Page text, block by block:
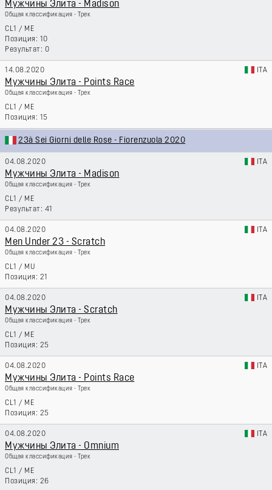
Мужчины Элита - Madison
Общая классификация - Трек
CL1 / ME
10
0
14.08.2020 ITA
Мужчины Элита - Points Race
Общая классификация - Трек
CL1 / ME
15
23à Sei Giorni delle Rose - Fiorenzuola 2020
04.08.2020 ITA
Мужчины Элита - Madison
Общая классификация - Трек
CL1 / ME
41
04.08.2020 ITA
Men Under 23 - Scratch
Общая классификация - Трек
CL1 / MU
21
04.08.2020 ITA
Мужчины Элита - Scratch
Общая классификация - Трек
CL1 / ME
25
04.08.2020 ITA
Мужчины Элита - Points Race
Общая классификация - Трек
CL1 / ME
25
04.08.2020 ITA
Мужчины Элита - Omnium
Общая классификация - Трек
CL1 / ME
26